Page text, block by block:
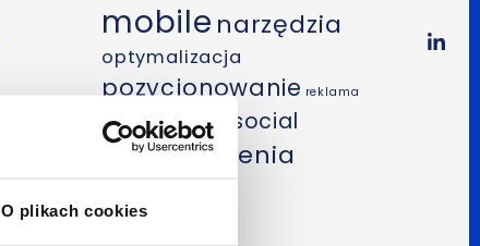
O plikach cookies
mobile narzędzia
optymalizacja
pozycjonowanie reklama
internetowa SEO
social
mediaszkolenia